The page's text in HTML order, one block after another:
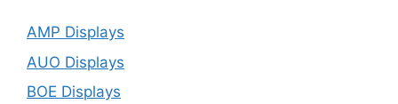
AMP Displays
AUO Displays
BOE Displays